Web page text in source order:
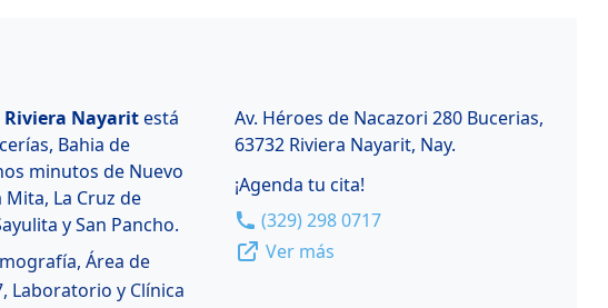
Riviera Nayaritestá
Bahia de
minutos de Nuevo
La Cruz de
y San Pancho.
Área de
Laboratorio y Clínica
Av. Héroes de Nacazori 280 Bucerias,
63732 Riviera Nayarit, Nay.
¡Agenda tu cita!
(329) 298 0717
Ver más